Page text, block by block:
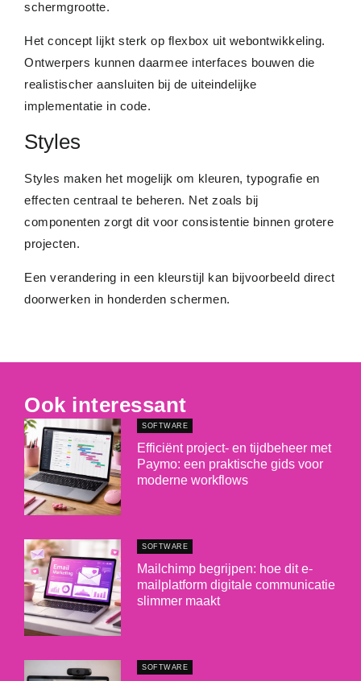
schermgrootte.
Het concept lijkt sterk op flexbox uit webontwikkeling.
Ontwerpers kunnen daarmee interfaces bouwen die
realistischer aansluiten bij de uiteindelijke
implementatie in code.
Styles
Styles maken het mogelijk om kleuren, typografie en
effecten centraal te beheren. Net zoals bij
componenten zorgt dit voor consistentie binnen grotere
projecten.
Een verandering in een kleurstijl kan bijvoorbeeld direct
doorwerken in honderden schermen.
Ook interessant
SOFTWARE
Efficiënt project- en tijdbeheer met
Paymo: een praktische gids voor
moderne workflows
SOFTWARE
Mailchimp begrijpen: hoe dit e-
mailplatform digitale communicatie
slimmer maakt
SOFTWARE